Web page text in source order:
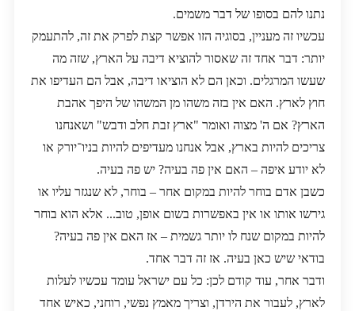
נתנו להם בסופו של דבר משמים.
עכשיו זה מעניין, בסוגיה הזו אפשר קצת לפרק את זה, להתעמק
יותר: דבר אחד זה שאסור להוציא דיבה על הארץ, שזה מה
שעשו המרגלים. וכאן הם לא הוציאו דיבה, אבל הם העדיפו את
חוץ לארץ. האם אין בזה משהו מן המשהו של היפך אהבת
הארץ? אם ה' מצוה ואומר "ארץ זבת חלב ודבש" ושאנחנו
צריכים להיות בארץ, אבל אנחנו מעדיפים להיות בניו־יורק או
לא יודע איפה – האם אין פה בעיה? יש פה בעיה.
כשבן אדם בוחר להיות במקום אחר – בוחר, לא שנגזר עליו או
גירשו אותו או אין באפשרות בשום אופן, טוב... אלא הוא בוחר
להיות במקום שנח לו יותר גשמית – אז האם אין פה בעיה?
בודאי שיש כאן בעיה. אז זה דבר אחד.
ודבר אחר, עוד קודם לכן: כל עם ישראל עומד עכשיו לעלות
לארץ, לעבור את הירדן, וצריך מאמץ נפשי, רוחני, כאיש אחד